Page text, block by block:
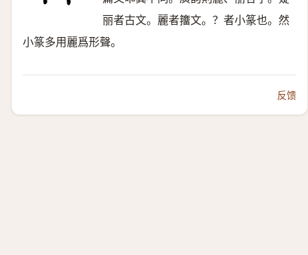
丽者古文。麗者籒文。？者小篆也。然
小篆多用麗爲形聲。
反馈